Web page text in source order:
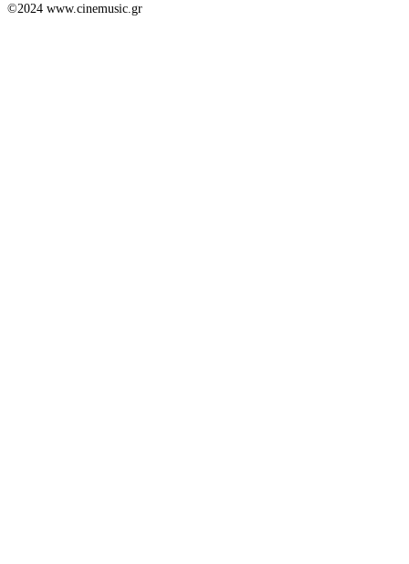
©2024 www.cinemusic.gr